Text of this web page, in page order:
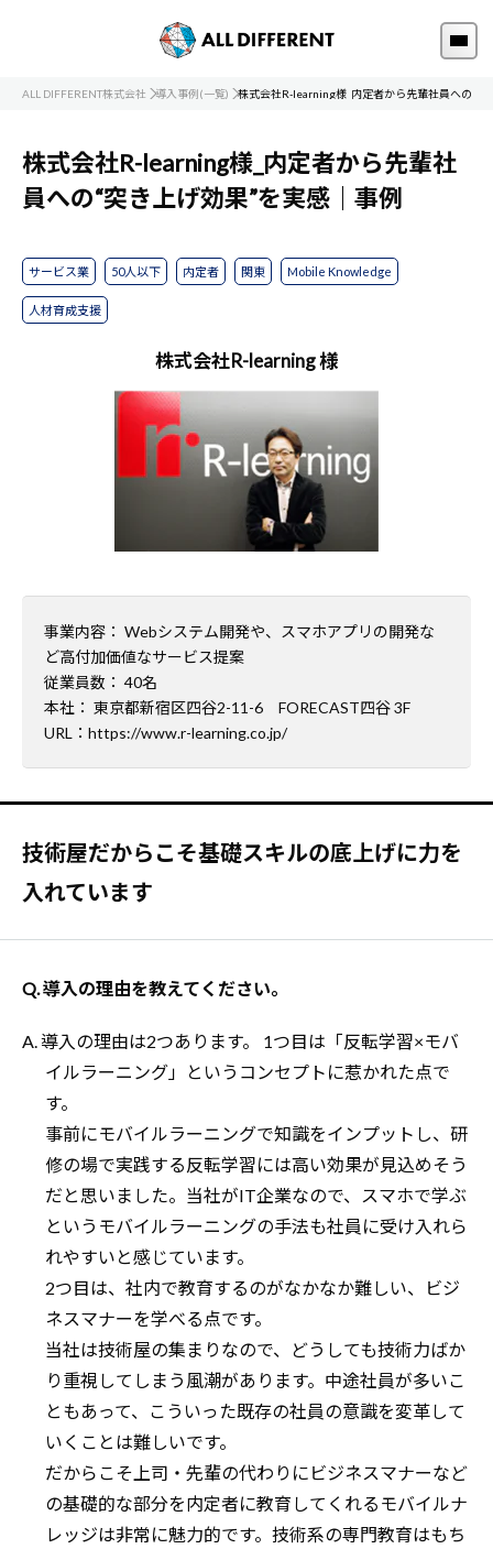
ALL DIFFERENT株式会社 導入事例(一覧) 株式会社R-learning様_内定者から先輩社員への“突
株式会社R-learning様_内定者から先輩社
員への“突き上げ効果”を実感｜事例
サービス業 50人以下 内定者 関東 Mobile Knowledge
人材育成支援
株式会社R-learning 様
事業内容： Webシステム開発や、スマホアプリの開発な
ど高付加価値なサービス提案
従業員数： 40名
本社： 東京都新宿区四谷2-11-6 FORECAST四谷 3F
URL： https://www.r-learning.co.jp/
技術屋だからこそ基礎スキルの底上げに力を
入れています
Q. 導入の理由を教えてください。
A. 導入の理由は2つあります。 1つ目は「反転学習×モバ
イルラーニング」というコンセプトに惹かれた点で
す。
事前にモバイルラーニングで知識をインプットし、研
修の場で実践する反転学習には高い効果が見込めそう
だと思いました。当社がIT企業なので、スマホで学ぶ
というモバイルラーニングの手法も社員に受け入れら
れやすいと感じています。
2つ目は、社内で教育するのがなかなか難しい、ビジ
ネスマナーを学べる点です。
当社は技術屋の集まりなので、どうしても技術力ばか
り重視してしまう風潮があります。中途社員が多いこ
ともあって、こういった既存の社員の意識を変革して
いくことは難しいです。
だからこそ上司・先輩の代わりにビジネスマナーなど
の基礎的な部分を内定者に教育してくれるモバイルナ
レッジは非常に魅力的です。技術系の専門教育はもち